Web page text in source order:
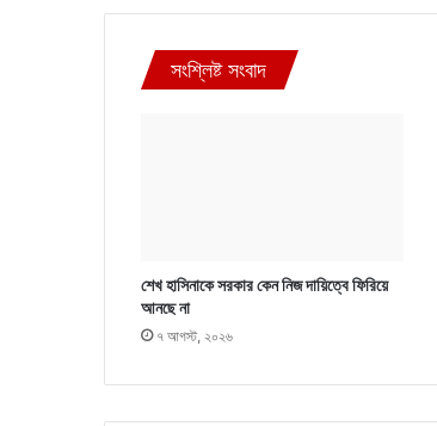
সংশ্লিষ্ট সংবাদ
শেখ হাসিনাকে সরকার কেন নিজ দায়িত্বে ফিরিয়ে
আনছে না
৭ আগস্ট, ২০২৬